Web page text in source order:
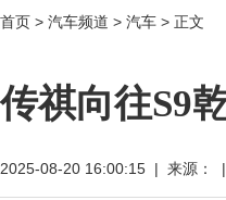
首页 > 汽车频道 > 汽车 > 正文
传祺向往S9
2025-08-20 16:00:15 | 来源： |